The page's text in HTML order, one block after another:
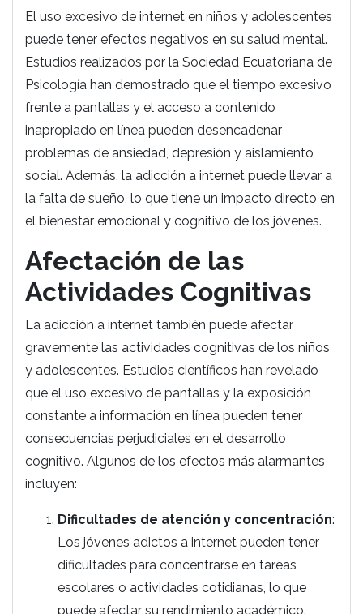
El uso excesivo de internet en niños y adolescentes
puede tener efectos negativos en su salud mental.
Estudios realizados por la Sociedad Ecuatoriana de
Psicología han demostrado que el tiempo excesivo
frente a pantallas y el acceso a contenido
inapropiado en línea pueden desencadenar
problemas de ansiedad, depresión y aislamiento
social. Además, la adicción a internet puede llevar a
la falta de sueño, lo que tiene un impacto directo en
el bienestar emocional y cognitivo de los jóvenes.
Afectación de las
Actividades Cognitivas
La adicción a internet también puede afectar
gravemente las actividades cognitivas de los niños
y adolescentes. Estudios científicos han revelado
que el uso excesivo de pantallas y la exposición
constante a información en línea pueden tener
consecuencias perjudiciales en el desarrollo
cognitivo. Algunos de los efectos más alarmantes
incluyen:
Dificultades de atención y concentración:
Los jóvenes adictos a internet pueden tener
dificultades para concentrarse en tareas
escolares o actividades cotidianas, lo que
puede afectar su rendimiento académico.